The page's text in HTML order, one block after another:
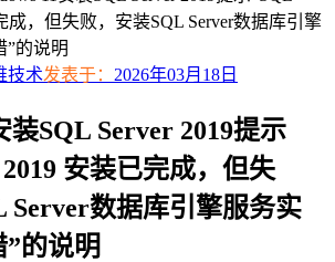
成，但失败，安装SQL Server数据库引擎
”的说明
技术发表于： 2026年03月18日
装SQL Server 2019提示
安装已完成，但失
Server数据库引擎服务实
的说明